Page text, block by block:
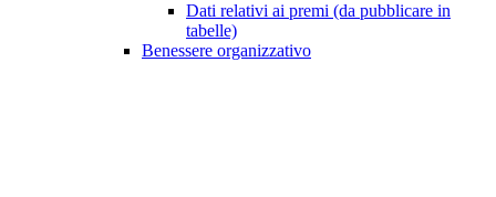
Dati relativi ai premi (da pubblicare in
tabelle)
Benessere organizzativo